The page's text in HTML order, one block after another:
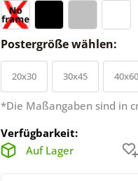
Postergröße wählen:
20x30 30x45 40x60
*Die Maßangaben sind in
Verfügbarkeit:
Auf Lager